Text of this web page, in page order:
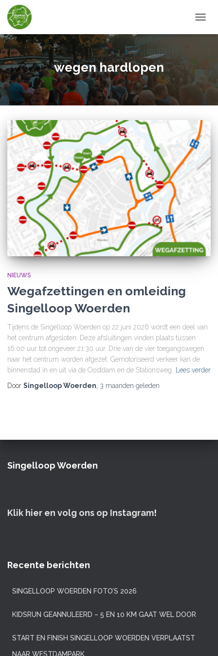
wegen hardlopen
NIEUWS
Wegafzettingen en omleiding
Singelloop Woerden
Tijdens de Singelloop Woerden op 22 juni 2026 wordt een deel van
het centrum afgesloten. Deze afsluitingen vinden plaats tussen
16:00 uur tot ongeveer 21:30 uur. Drie van de vier toegangswegen
naar het centrum worden afgezet. Gemotoriseerd verkeer kan de
binnenstad in en uit via de Oostdam en de Stationsweg.
Lees verder
Door Singelloop Woerden, 3 maanden geleden
Singelloop Woerden
Klik hier en volg ons op Instagram!
Recente berichten
SINGELLOOP WOERDEN FOTO’S 2026
KIDSRUN GEANNULEERD – 5 EN 10 KM GAAT WEL DOOR
START EN FINISH SINGELLOOP WOERDEN VERPLAATST
NAAR WESTDAMPARK